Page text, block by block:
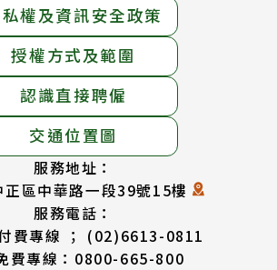
權及資訊安全政策
授權方式及範圍
認識直接聘僱
交通位置圖
服務地址：
正區中華路一段39號15樓
服務電話：
費專線 ； (02)6613-0811
費專線：0800-665-800